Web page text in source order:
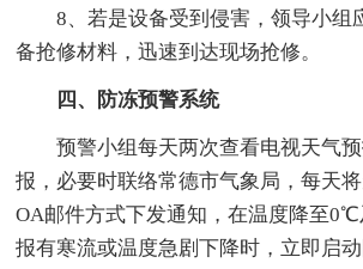
8、若是设备受到侵害，领导小组
备抢修材料，迅速到达现场抢修。
四、防冻预警系统
预警小组每天两次查看电视天气
报，必要时联络常德市气象局，每天
OA邮件方式下发通知，在温度降至0℃
报有寒流或温度急剧下降时，立即启动